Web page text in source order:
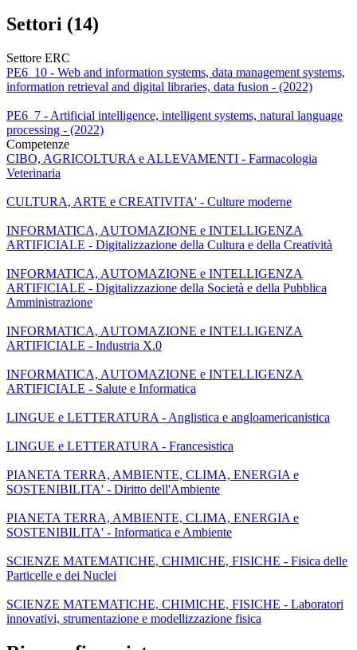
Settori (14)
Settore ERC
PE6_10 - Web and information systems, data management systems,
information retrieval and digital libraries, data fusion - (2022)
PE6_7 - Artificial intelligence, intelligent systems, natural language
processing - (2022)
Competenze
CIBO, AGRICOLTURA e ALLEVAMENTI - Farmacologia
Veterinaria
CULTURA, ARTE e CREATIVITA' - Culture moderne
INFORMATICA, AUTOMAZIONE e INTELLIGENZA
ARTIFICIALE - Digitalizzazione della Cultura e della Creatività
INFORMATICA, AUTOMAZIONE e INTELLIGENZA
ARTIFICIALE - Digitalizzazione della Società e della Pubblica
Amministrazione
INFORMATICA, AUTOMAZIONE e INTELLIGENZA
ARTIFICIALE - Industria X.0
INFORMATICA, AUTOMAZIONE e INTELLIGENZA
ARTIFICIALE - Salute e Informatica
LINGUE e LETTERATURA - Anglistica e angloamericanistica
LINGUE e LETTERATURA - Francesistica
PIANETA TERRA, AMBIENTE, CLIMA, ENERGIA e
SOSTENIBILITA' - Diritto dell'Ambiente
PIANETA TERRA, AMBIENTE, CLIMA, ENERGIA e
SOSTENIBILITA' - Informatica e Ambiente
SCIENZE MATEMATICHE, CHIMICHE, FISICHE - Fisica delle
Particelle e dei Nuclei
SCIENZE MATEMATICHE, CHIMICHE, FISICHE - Laboratori
innovativi, strumentazione e modellizzazione fisica